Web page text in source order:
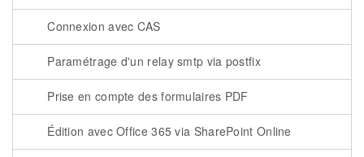
Connexion avec CAS
Paramétrage d'un relay smtp via postfix
Prise en compte des formulaires PDF
Édition avec Office 365 via SharePoint Online